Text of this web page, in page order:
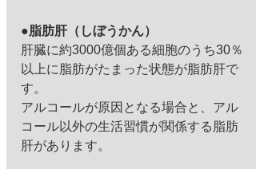
●脂肪肝（しぼうかん）
肝臓に約3000億個ある細胞のうち30％
以上に脂肪がたまった状態が脂肪肝で
す。
アルコールが原因となる場合と、アル
コール以外の生活習慣が関係する脂肪
肝があります。